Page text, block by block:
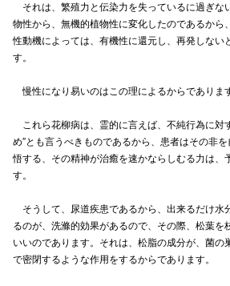
それは、繁殖力と伝染力を失っているに過ぎな
物性から、無機的植物性に変化したのであるから
性動機によっては、有機性に還元し、再発しない
す。
慢性になり易いのはこの理によるからでありま
これら花柳病は、霊的に言えば、不純行為に対
め″とも言うべきものであるから、患者はその非
悟する、その精神が治癒を速かならしむる力は、
す。
そうして、尿道疾患であるから、出来るだけ水
るのが、洗滌的効果があるので、その際、松葉を
いいのであります。それは、松脂の成分が、菌の
で密閉するような作用をするからであります。